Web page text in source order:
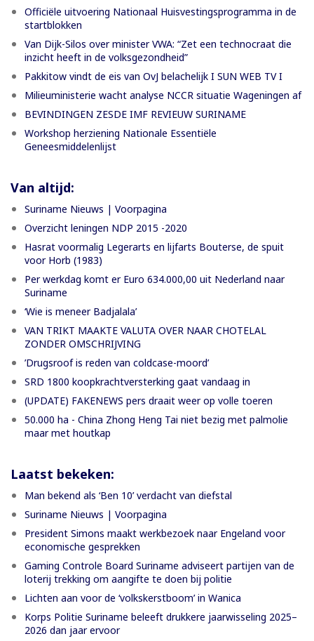
Officiële uitvoering Nationaal Huisvestingsprogramma in de
startblokken
Van Dijk-Silos over minister VWA: “Zet een technocraat die
inzicht heeft in de volksgezondheid”
Pakkitow vindt de eis van OvJ belachelijk I SUN WEB TV I
Milieuministerie wacht analyse NCCR situatie Wageningen af
BEVINDINGEN ZESDE IMF REVIEUW SURINAME
Workshop herziening Nationale Essentiële
Geneesmiddelenlijst
Van altijd:
Suriname Nieuws | Voorpagina
Overzicht leningen NDP 2015 -2020
Hasrat voormalig Legerarts en lijfarts Bouterse, de spuit
voor Horb (1983)
Per werkdag komt er Euro 634.000,00 uit Nederland naar
Suriname
‘Wie is meneer Badjalala’
VAN TRIKT MAAKTE VALUTA OVER NAAR CHOTELAL
ZONDER OMSCHRIJVING
’Drugsroof is reden van coldcase-moord’
SRD 1800 koopkrachtversterking gaat vandaag in
(UPDATE) FAKENEWS pers draait weer op volle toeren
50.000 ha - China Zhong Heng Tai niet bezig met palmolie
maar met houtkap
Laatst bekeken:
Man bekend als ‘Ben 10’ verdacht van diefstal
Suriname Nieuws | Voorpagina
President Simons maakt werkbezoek naar Engeland voor
economische gesprekken
Gaming Controle Board Suriname adviseert partijen van de
loterij trekking om aangifte te doen bij politie
Lichten aan voor de ‘volkskerstboom’ in Wanica
Korps Politie Suriname beleeft drukkere jaarwisseling 2025–
2026 dan jaar ervoor